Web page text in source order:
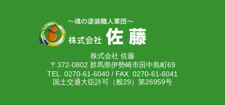
株式会社 佐藤
〒372-0802 群馬県伊勢崎市田中島町69
TEL. 0270-61-6040 / FAX. 0270-61-6041
国土交通大臣許可（般29）第26959号